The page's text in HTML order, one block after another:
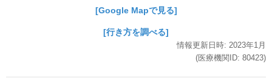
[Google Mapで見る]
[行き方を調べる]
情報更新日時: 2023年1月
(医療機関ID: 80423)